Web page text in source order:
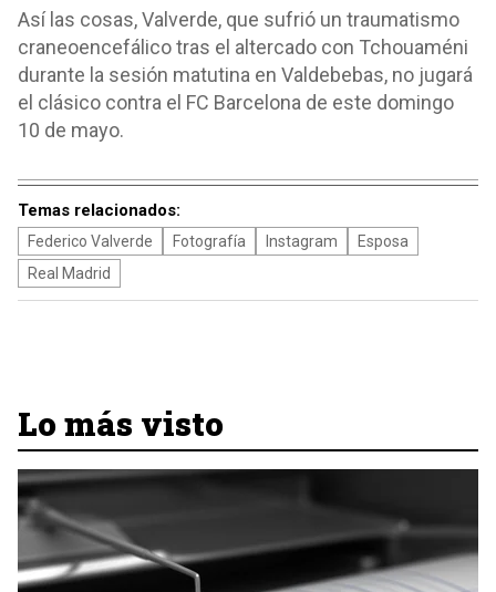
Así las cosas, Valverde, que sufrió un traumatismo
craneoencefálico tras el altercado con Tchouaméni
durante la sesión matutina en Valdebebas, no jugará
el clásico contra el FC Barcelona de este domingo
10 de mayo.
Temas relacionados:
Federico Valverde Fotografía Instagram
Esposa
Real Madrid
Lo más visto